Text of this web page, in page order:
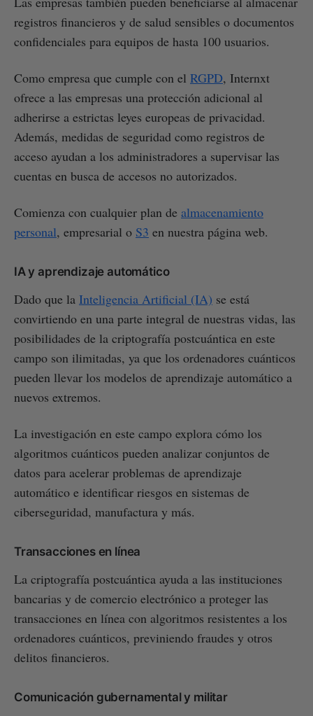
registros financieros y de salud sensibles o documentos
confidenciales para equipos de hasta 100 usuarios.
Como empresa que cumple con el RGPD, Internxt
ofrece a las empresas una protección adicional al
adherirse a estrictas leyes europeas de privacidad.
Además, medidas de seguridad como registros de
acceso ayudan a los administradores a supervisar las
cuentas en busca de accesos no autorizados.
Comienza con cualquier plan de almacenamiento
personal, empresarial o S3 en nuestra página web.
IA y aprendizaje automático
Dado que la Inteligencia Artificial (IA) se está
convirtiendo en una parte integral de nuestras vidas, las
posibilidades de la criptografía postcuántica en este
campo son ilimitadas, ya que los ordenadores cuánticos
pueden llevar los modelos de aprendizaje automático a
nuevos extremos.
La investigación en este campo explora cómo los
algoritmos cuánticos pueden analizar conjuntos de
datos para acelerar problemas de aprendizaje
automático e identificar riesgos en sistemas de
ciberseguridad, manufactura y más.
Transacciones en línea
La criptografía postcuántica ayuda a las instituciones
bancarias y de comercio electrónico a proteger las
transacciones en línea con algoritmos resistentes a los
ordenadores cuánticos, previniendo fraudes y otros
delitos financieros.
Comunicación gubernamental y militar